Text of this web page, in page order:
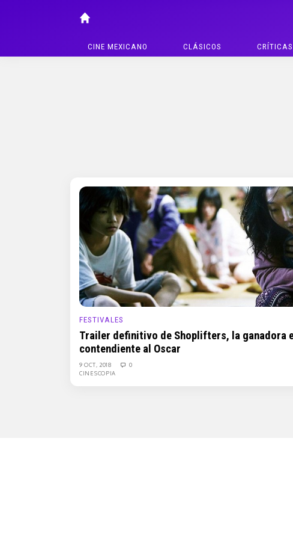
CINE MEXICANO CLÁSICOS CRÍTICAS
FESTIVALES
Trailer definitivo de Shoplifters, la ganadora
contendiente al Oscar
9 OCT, 2018
0
CINESCOPIA